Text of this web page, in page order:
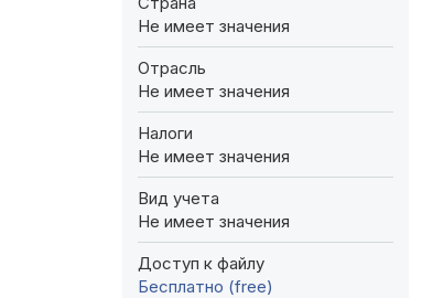
Не имеет значения
Отрасль
Не имеет значения
Налоги
Не имеет значения
Вид учета
Не имеет значения
Доступ к файлу
Бесплатно (free)